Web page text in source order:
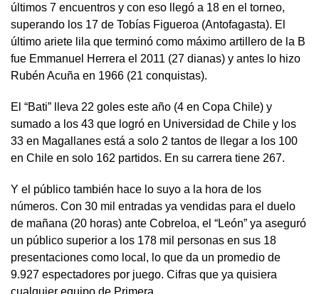
últimos 7 encuentros y con eso llegó a 18 en el torneo,
superando los 17 de Tobías Figueroa (Antofagasta). El
último ariete lila que terminó como máximo artillero de la B
fue Emmanuel Herrera el 2011 (27 dianas) y antes lo hizo
Rubén Acuña en 1966 (21 conquistas).
El “Bati” lleva 22 goles este año (4 en Copa Chile) y
sumado a los 43 que logró en Universidad de Chile y los
33 en Magallanes está a solo 2 tantos de llegar a los 100
en Chile en solo 162 partidos. En su carrera tiene 267.
Y el público también hace lo suyo a la hora de los
números. Con 30 mil entradas ya vendidas para el duelo
de mañana (20 horas) ante Cobreloa, el “León” ya aseguró
un público superior a los 178 mil personas en sus 18
presentaciones como local, lo que da un promedio de
9.927 espectadores por juego. Cifras que ya quisiera
cualquier equipo de Primera.